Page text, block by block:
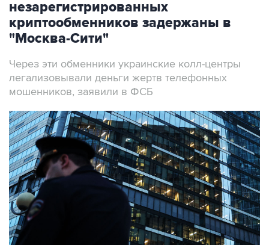
"Москва-Сити"
Через эти обменники украинские колл-центры
мошенников, заявили в ФСБ
Архивное фото